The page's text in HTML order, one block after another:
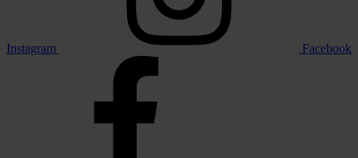
Instagram Facebook